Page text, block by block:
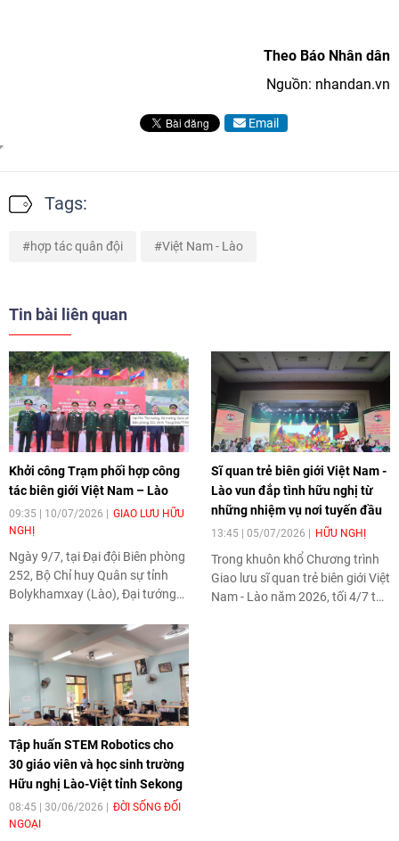
Theo Báo Nhân dân
Nguồn: nhandan.vn
Email
Tags:
hợp tác quân đội Việt Nam - Lào
Tin bài liên quan
Khởi công Trạm phối hợp công
tác biên giới Việt Nam – Lào
09:35 | 10/07/2026
GIAO LƯU HỮU
NGHỊ
Ngày 9/7, tại Đại đội Biên phòng
252, Bộ Chỉ huy Quân sự tỉnh
Bolykhamxay (Lào), Đại tướng
Chính trị, Phó Thủ tướng Chính
phủ, Bộ trưởng Bộ Quốc phòng
Việt Nam và Đại tướng
Khamliang Outhakaysone, Ủy
viên Bộ Chính trị Đảng Nhân dân
Cách mạng Lào, Phó Thủ tướng
Chính phủ, Bộ trưởng Bộ Quốc
phòng Lào đã cùng thực hiện
nghi thức khởi công Trạm phối
hợp công tác biên giới.
Sĩ quan trẻ biên giới Việt Nam -
Lào vun đắp tình hữu nghị từ
những nhiệm vụ nơi tuyến đầu
13:45 | 05/07/2026 HỮU NGHỊ
Trong khuôn khổ Chương trình
Giao lưu sĩ quan trẻ biên giới Việt
Nam - Lào năm 2026, tối 4/7 tại
Tập huấn STEM Robotics cho
30 giáo viên và học sinh trường
Hữu nghị Lào-Việt tỉnh Sekong
08:45 | 30/06/2026
ĐỜI SỐNG ĐỐI
NGOẠI